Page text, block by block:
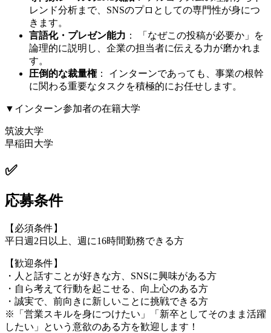
レンド分析まで、SNSのプロとしての専門性が身につ
きます。
言語化・プレゼン能力 ： 「なぜこの投稿が必要か」を
論理的に説明し、企業の担当者に伝える力が磨かれま
す。
圧倒的な裁量権： インターンであっても、事業の根幹
に関わる重要なタスクを積極的にお任せします。
▼インターン参加者の在籍大学
筑波大学
早稲田大学
✅
応募条件
【必須条件】
平日週2日以上、週に16時間勤務できる方
【歓迎条件】
・人と話すことが好きな方、SNSに興味がある方
・自ら考えて行動を起こせる、向上心のある方
・誠実で、前向きに新しいことに挑戦できる方
※「営業スキルを身につけたい」「新卒としてそのまま活躍
したい」という意欲のある方を歓迎します！